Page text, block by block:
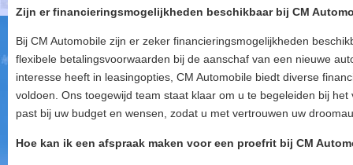
Zijn er financieringsmogelijkheden beschikbaar bij CM
Bij CM Automobile zijn er zeker financieringsmogelijkheden
flexibele betalingsvoorwaarden bij de aanschaf van een nieuwe
interesse heeft in leasingopties, CM Automobile biedt diverse
voldoen. Ons toegewijd team staat klaar om u te begeleiden bij
past bij uw budget en wensen, zodat u met vertrouwen uw
Hoe kan ik een afspraak maken voor een proefrit bij CM